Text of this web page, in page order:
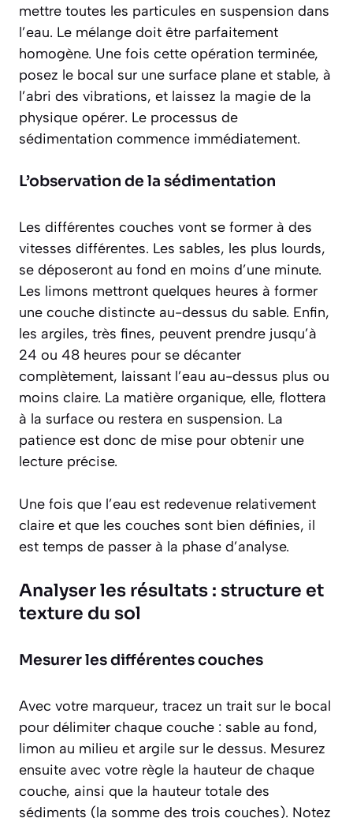
mettre toutes les particules en suspension dans
l’eau. Le mélange doit être parfaitement
homogène. Une fois cette opération terminée,
posez le bocal sur une surface plane et stable, à
l’abri des vibrations, et laissez la magie de la
physique opérer. Le processus de
sédimentation commence immédiatement.
L’observation de la sédimentation
Les différentes couches vont se former à des
vitesses différentes. Les sables, les plus lourds,
se déposeront au fond en moins d’une minute.
Les limons mettront quelques heures à former
une couche distincte au-dessus du sable. Enfin,
les argiles, très fines, peuvent prendre jusqu’à
24 ou 48 heures pour se décanter
complètement, laissant l’eau au-dessus plus ou
moins claire. La matière organique, elle, flottera
à la surface ou restera en suspension. La
patience est donc de mise pour obtenir une
lecture précise.
Une fois que l’eau est redevenue relativement
claire et que les couches sont bien définies, il
est temps de passer à la phase d’analyse.
Analyser les résultats : structure et
texture du sol
Mesurer les différentes couches
Avec votre marqueur, tracez un trait sur le bocal
pour délimiter chaque couche : sable au fond,
limon au milieu et argile sur le dessus. Mesurez
ensuite avec votre règle la hauteur de chaque
couche, ainsi que la hauteur totale des
sédiments (la somme des trois couches). Notez